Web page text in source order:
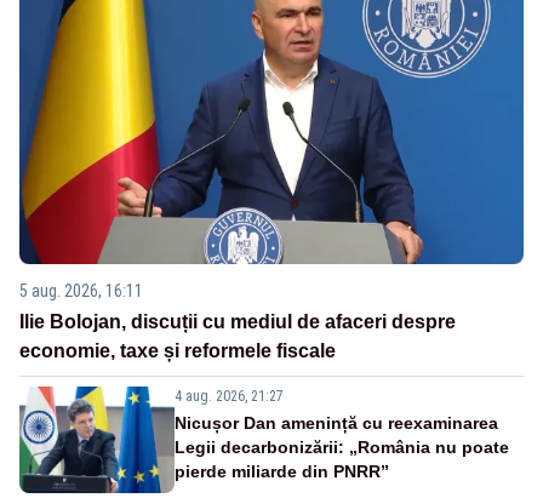
5 aug. 2026, 16:11
Ilie Bolojan, discuții cu mediul de afaceri despre
economie, taxe și reformele fiscale
4 aug. 2026, 21:27
Nicușor Dan amenință cu reexaminarea
Legii decarbonizării: „România nu poate
pierde miliarde din PNRR”